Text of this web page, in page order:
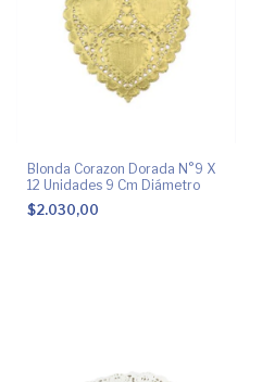
Blonda Corazon Dorada N°9 X
12 Unidades 9 Cm Diámetro
$2.030,00